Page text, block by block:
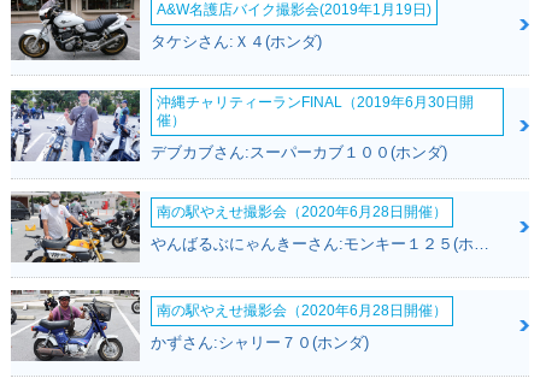
1994年 CBR250R
R・マイナーチェン
1992年 CBR250R
R・カラーチェンジ
1991年 CBR250R
R・カラーチェンジ
1990年 CBR250R
R・カラーチェンジ
1990年 CBR250R
R・新登場
A&W名護店バイク撮影会(2019年1月19日)
タケシさん:Ｘ４(ホンダ)
沖縄チャリティーランFINAL（2019年6月30日開
催）
デブカブさん:スーパーカブ１００(ホンダ)
南の駅やえせ撮影会（2020年6月28日開催）
やんばるぶにゃんきーさん:モンキー１２５(ホンダ)
南の駅やえせ撮影会（2020年6月28日開催）
かずさん:シャリー７０(ホンダ)